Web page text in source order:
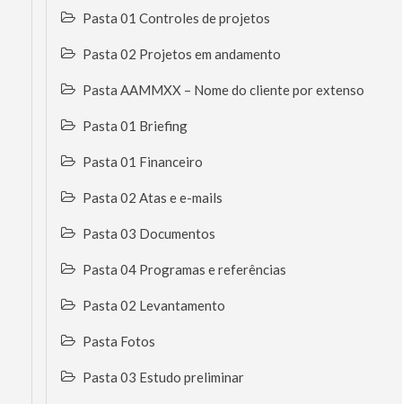
Pasta 01 Controles de projetos
Pasta 02 Projetos em andamento
Pasta AAMMXX – Nome do cliente por extenso
Pasta 01 Briefing
Pasta 01 Financeiro
Pasta 02 Atas e e-mails
Pasta 03 Documentos
Pasta 04 Programas e referências
Pasta 02 Levantamento
Pasta Fotos
Pasta 03 Estudo preliminar